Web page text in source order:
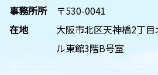
事務所所
在地
〒530-0041
大阪市北区天神橋2丁
ル東館3階B号室